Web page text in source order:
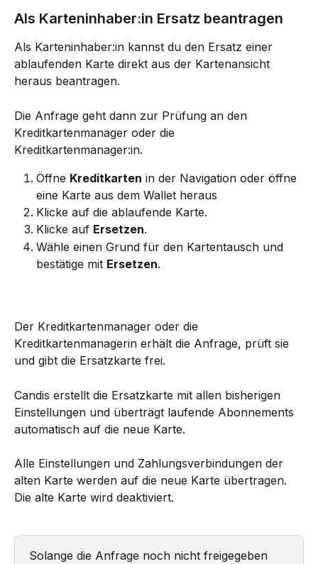
Als Karteninhaber:in Ersatz beantragen
Als Karteninhaber:in kannst du den Ersatz einer
ablaufenden Karte direkt aus der Kartenansicht
heraus beantragen.
Die Anfrage geht dann zur Prüfung an den
Kreditkartenmanager oder die
Kreditkartenmanager:in.
Öffne Kreditkarten in der Navigation oder öffne
eine Karte aus dem Wallet heraus
Klicke auf die ablaufende Karte.
Klicke auf Ersetzen.
Wähle einen Grund für den Kartentausch und
bestätige mit Ersetzen.
Der Kreditkartenmanager oder die
Kreditkartenmanagerin erhält die Anfrage, prüft sie
und gibt die Ersatzkarte frei.
Candis erstellt die Ersatzkarte mit allen bisherigen
Einstellungen und überträgt laufende Abonnements
automatisch auf die neue Karte.
Alle Einstellungen und Zahlungsverbindungen der
alten Karte werden auf die neue Karte übertragen.
Die alte Karte wird deaktiviert.
Solange die Anfrage noch nicht freigegeben